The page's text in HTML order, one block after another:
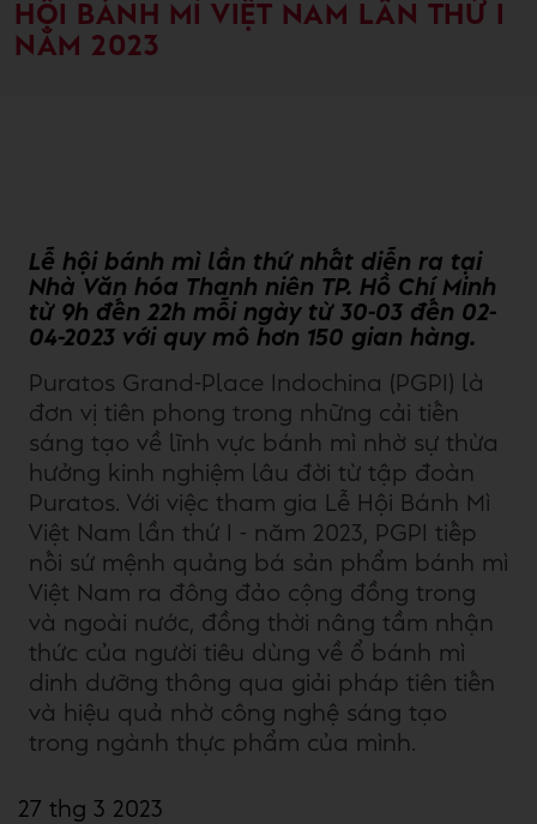
HỘI BÁNH MÌ VIỆT NAM LẦN THỨ I
NĂM 2023
Lễ hội bánh mì lần thứ nhất diễn ra tại
Nhà Văn hóa Thanh niên TP. Hồ Chí Minh
từ 9h đến 22h mỗi ngày từ 30-03 đến 02-
04-2023 với quy mô hơn 150 gian hàng.
Puratos Grand-Place Indochina (PGPI) là
đơn vị tiên phong trong những cải tiến
sáng tạo về lĩnh vực bánh mì nhờ sự thừa
hưởng kinh nghiệm lâu đời từ tập đoàn
Puratos. Với việc tham gia Lễ Hội Bánh Mì
Việt Nam lần thứ I - năm 2023, PGPI tiếp
nối sứ mệnh quảng bá sản phẩm bánh mì
Việt Nam ra đông đảo cộng đồng trong
và ngoài nước, đồng thời nâng tầm nhận
thức của người tiêu dùng về ổ bánh mì
dinh dưỡng thông qua giải pháp tiên tiến
và hiệu quả nhờ công nghệ sáng tạo
trong ngành thực phẩm của mình.
27 thg 3 2023